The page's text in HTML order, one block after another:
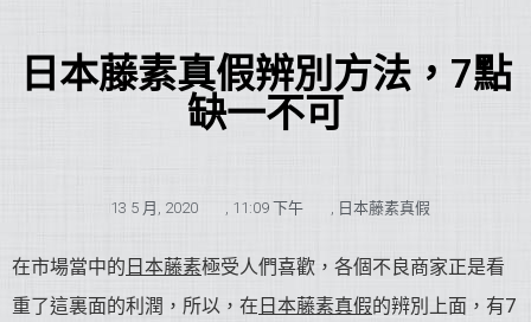
日本藤素真假辨別方法，7點
缺一不可
13 5 月, 2020 , 11:09 下午 , 日本藤素真假
在市場當中的 日本藤素極受人們喜歡，各個不良商家正是看
重了這裏面的利潤，所以，在 日本藤素真假的辨別上面，有7